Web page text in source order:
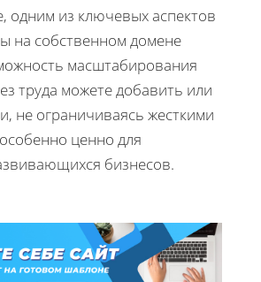
одним из ключевых аспектов
на собственном домене
масштабирования
труда можете добавить или
не ограничиваясь жесткими
ценно для
бизнесов.